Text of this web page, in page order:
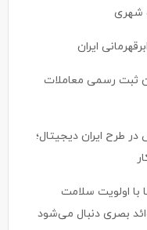
شهری
ایران
ثبت رسمی معاملات
هزار متخصص در طرح ایران دیجیتال؛
با اولویت سلامت
بصری دنبال می‌شود